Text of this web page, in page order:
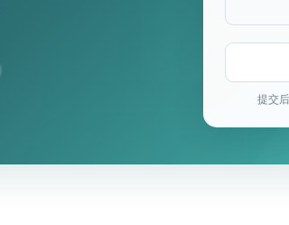
提交